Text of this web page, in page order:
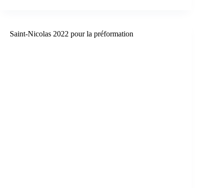
de
Saint-Nicolas 2022 pour la préformation